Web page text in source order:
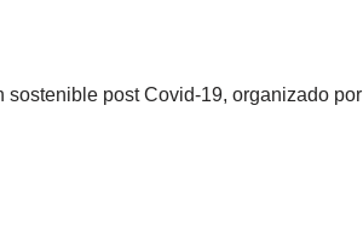
sostenible post Covid-19, organizado por